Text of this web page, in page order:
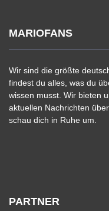
MARIOFANS
Wir sind die größte
findest du alles, was du
wissen musst. Wir bieten
aktuellen Nachrichten
schau dich in Ruhe um.
PARTNER